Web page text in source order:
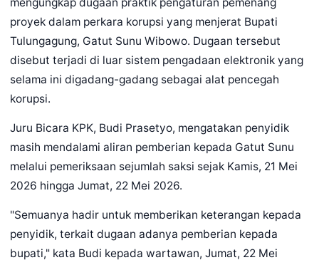
proyek dalam perkara korupsi yang menjerat Bupati
Tulungagung, Gatut Sunu Wibowo. Dugaan tersebut
disebut terjadi di luar sistem pengadaan elektronik yang
selama ini digadang-gadang sebagai alat pencegah
korupsi.
Juru Bicara KPK, Budi Prasetyo, mengatakan penyidik
masih mendalami aliran pemberian kepada Gatut Sunu
melalui pemeriksaan sejumlah saksi sejak Kamis, 21 Mei
2026 hingga Jumat, 22 Mei 2026.
"Semuanya hadir untuk memberikan keterangan kepada
penyidik, terkait dugaan adanya pemberian kepada
bupati," kata Budi kepada wartawan, Jumat, 22 Mei